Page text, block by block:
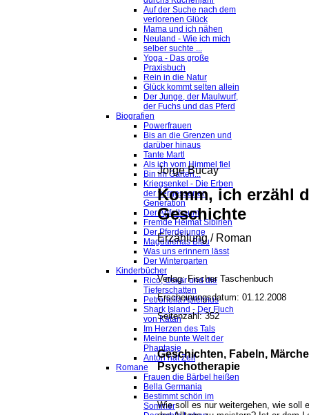
Auf der Suche nach dem
verlorenen Glück
Mama und ich nähen
Neuland - Wie ich mich
selber suchte ...
Yoga - Das große
Praxisbuch
Rein in die Natur
Glück kommt selten allein
Der Junge, der Maulwurf,
der Fuchs und das Pferd
Biografien
Powerfrauen
Bis an die Grenzen und
darüber hinaus
Tante Martl
Als ich vom Himmel fiel
Bin im Garten...
Kriegsenkel - Die Erben
der vergessenen
Generation
Der Apfelbaum
Fremde Heimat Sibirien
Der Pferdejunge
Magdalenas Blau
Was uns erinnern lässt
Der Wintergarten
Kinderbücher
Rico, Oskar und die
Tieferschatten
Petronella Apfelmus
Shark Island - Der Fluch
von Katan
Im Herzen des Tals
Meine bunte Welt der
Phantasie
Anton hat Zeit
Romane
Frauen die Bärbel heißen
Bella Germania
Bestimmt schön im
Sommer
Jorge Bucay
Komm, ich erzähl
Geschichte
Erzählung / Roman
Verlag: Fischer Taschenbuch
Erscheinungsdatum: 01.12.2008
Seitenzahl: 352
Geschichten, Fabeln,
Psychotherapie
Wie soll es nur weitergehen, wie soll